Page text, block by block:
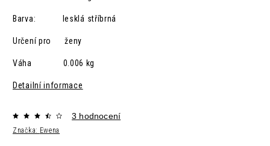
Barva: lesklá stříbrná
Určení pro ženy
Váha 0.006 kg
Detailní informace
Značka: Ewena
3 hodnocení